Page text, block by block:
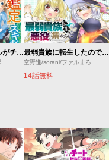
俺の『鑑定』スキルがチートすぎて 最弱貴族に転生したので悪役たちを集めてみた
空野進/sorani/ファルまろ
14話無料